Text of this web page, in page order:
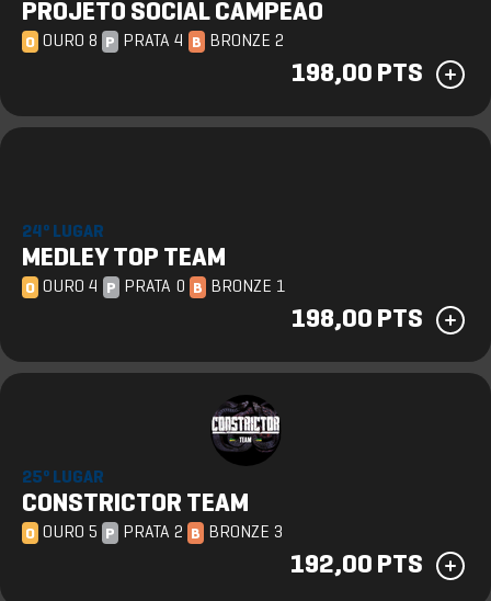
PROJETO SOCIAL CAMPEAO
O OURO 8 P PRATA 4 B BRONZE 2
198,00 PTS
24º LUGAR
MEDLEY TOP TEAM
O OURO 4 P PRATA 0 B BRONZE 1
198,00 PTS
25º LUGAR
CONSTRICTOR TEAM
O OURO 5 P PRATA 2 B BRONZE 3
192,00 PTS